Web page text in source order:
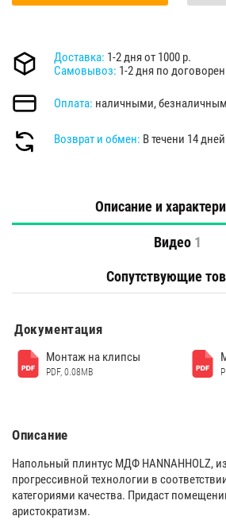
Доставка: 1-2 дня от 1000 р.
Самовывоз: 1-2 дня по
Оплата: наличными,
Возврат и обмен: В течени 14
Описание и
Видео 1
Сопутствующие
Документация
Монтаж на клипсы
PDF, 0.08MB
Описание
Напольный плинтус МДФ HANNAHHOLZ,
прогрессивной технологии в
категориями качества. Придаст
аристократизм.